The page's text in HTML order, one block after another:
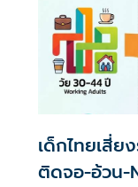
เด็กไทยเสี่ย
ติดจอ-อ้วน-